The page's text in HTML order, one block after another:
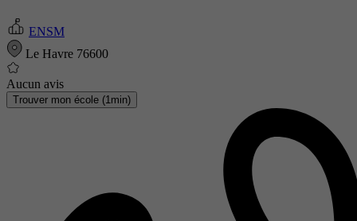
ENSM
Le Havre 76600
Aucun avis
Trouver mon école (1min)